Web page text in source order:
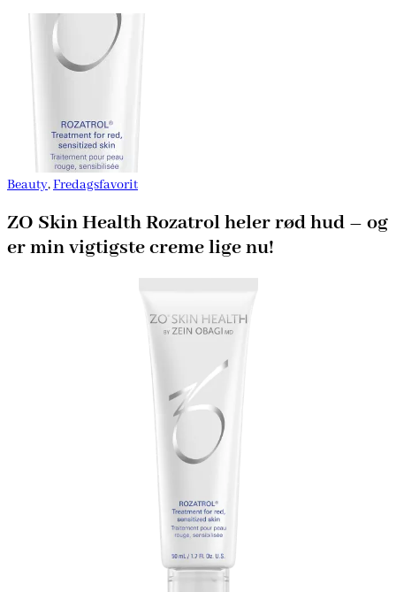
Beauty,Fredagsfavorit
ZO Skin Health Rozatrol heler rød hud – og
er min vigtigste creme lige nu!